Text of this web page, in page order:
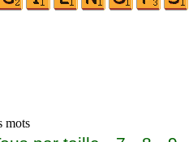
mots